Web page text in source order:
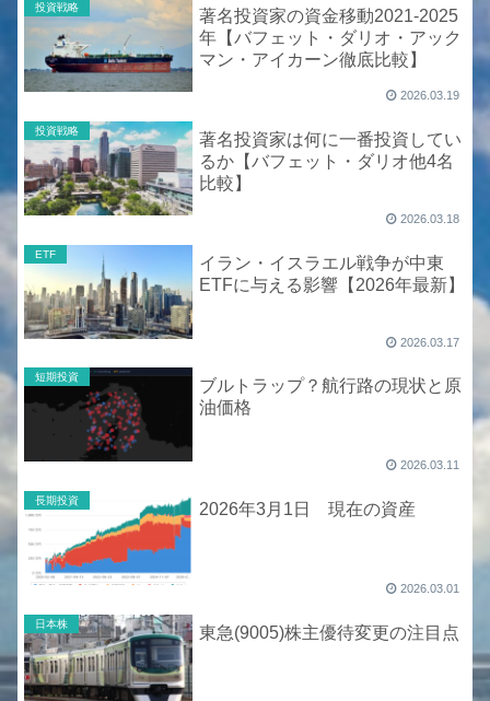
投資戦略
著名投資家の資金移動2021-2025
年【バフェット・ダリオ・アック
マン・アイカーン徹底比較】
2026.03.19
投資戦略
著名投資家は何に一番投資してい
るか【バフェット・ダリオ他4名
比較】
2026.03.18
ETF
イラン・イスラエル戦争が中東
ETFに与える影響【2026年最新】
2026.03.17
短期投資
ブルトラップ？航行路の現状と原
油価格
2026.03.11
長期投資 2026年3月1日 現在の資産
2026.03.01
日本株 東急(9005)株主優待変更の注目点